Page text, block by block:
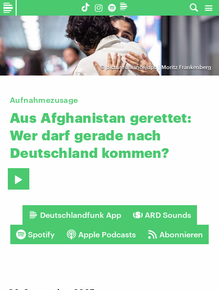
©picture alliance/dpa | Moritz Frankenberg
Aufnahmezusage
Aus Afghanistan gerettet:
Wer darf gerade nach
Deutschland kommen?
Deutschlandfunk App ARD Sounds
Spotify Apple Podcasts Abonnieren